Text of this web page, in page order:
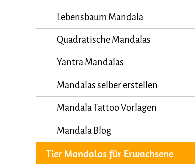
Lebensbaum Mandala
Quadratische Mandalas
Yantra Mandalas
Mandalas selber erstellen
Mandala Tattoo Vorlagen
Mandala Blog
Tier Mandalas für Erwachsene